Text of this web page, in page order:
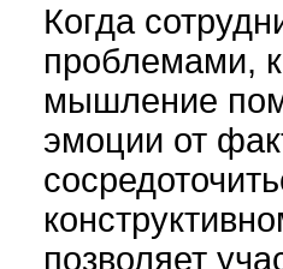
Когда
проблемами,
мышление
эмоции от
позволяет